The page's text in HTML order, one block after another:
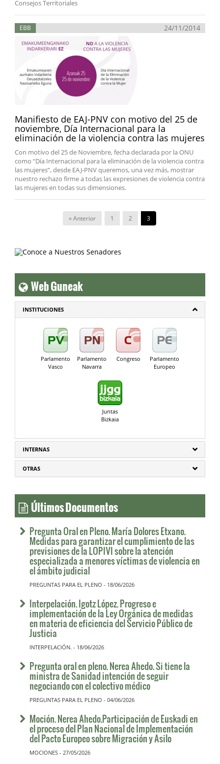
Consejos Territoriales
EBB 24/11/2014
Manifiesto de EAJ-PNV con motivo del 25 de
noviembre, Día Internacional para la
eliminación de la violencia contra las mujeres
Con motivo del 25 de Noviembre, fecha declarada por la ONU
como “Día Internacional para la eliminación de la violencia contra
las mujeres”, desde EAJ-PNV queremos, una vez más, mostrar
nuestro rechazo firme a todas las expresiones de violencia contra
las mujeres en todas sus dimensiones.
« Anterior 1 2 3
Web Guneak
INSTITUCIONES
Parlamento
Vasco
Parlamento
Navarra
Congreso
Parlamento
Europeo
Juntas
Bizkaia
INTERNAS
OTRAS
Últimos Documentos
Pregunta Oral en Pleno. María Dolores Etxano.
Medidas para garantizar el cumplimiento de las
previsiones de la LOPIVI sobre la atención
especializada a menores víctimas de violencia en
el ámbito judicial
PREGUNTAS PARA EL PLENO - 18/06/2026
Interpelación. Igotz López. Progreso e
implementación de la Ley Orgánica de medidas
en materia de eficiencia del Servicio Público de
Justicia
INTERPELACIÓN. - 18/06/2026
Pregunta oral en pleno. Nerea Ahedo. Si tiene la
ministra de Sanidad intención de seguir
negociando con el colectivo médico
PREGUNTAS PARA EL PLENO - 04/06/2026
Moción. Nerea Ahedo.Participación de Euskadi en
el proceso del Plan Nacional de Implementación
del Pacto Europeo sobre Migración y Asilo
MOCIONES - 27/05/2026